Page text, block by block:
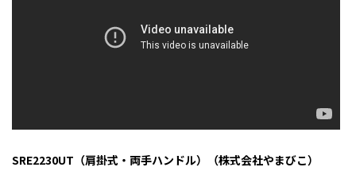
SRE2230UT（肩掛式・両手ハンドル）（株式会社やまびこ）